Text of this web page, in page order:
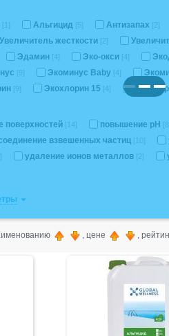
Альгицид [5] Антизапах [2]
Увеличитель жесткости [2]
Эдамин Эко-окси
[9] Экоминус Baby
[9] Экохлорин 15
поверхностей повышение pH [8]
взвешенных частиц [10]
удаление ионов металлов [2]
, цене ,